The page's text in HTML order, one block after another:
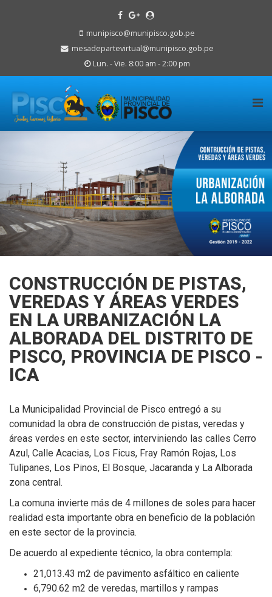
munipisco@munipisco.gob.pe
mesadepartevirtual@munipisco.gob.pe
Lun. - Vie. 8:00 am - 2:00 pm
CONSTRUCCIÓN DE PISTAS,
VEREDAS Y ÁREAS VERDES
EN LA URBANIZACIÓN LA
ALBORADA DEL DISTRITO DE
PISCO, PROVINCIA DE PISCO -
ICA
La Municipalidad Provincial de Pisco entregó a su
comunidad la obra de construcción de pistas, veredas y
áreas verdes en este sector, interviniendo las calles Cerro
Azul, Calle Acacias, Los Ficus, Fray Ramón Rojas, Los
Tulipanes, Los Pinos, El Bosque, Jacaranda y La Alborada
zona central.
La comuna invierte más de 4 millones de soles para hacer
realidad esta importante obra en beneficio de la población
en este sector de la provincia.
De acuerdo al expediente técnico, la obra contempla:
21,013.43 m2 de pavimento asfáltico en caliente
6,790.62 m2 de veredas, martillos y rampas